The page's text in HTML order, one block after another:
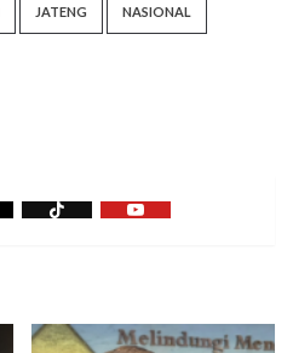
JATENG NASIONAL